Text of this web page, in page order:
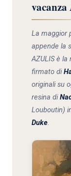
La maggior
appende la
AZULIS è
firmato di
originali su
resina di
Louboutin)
Duke.